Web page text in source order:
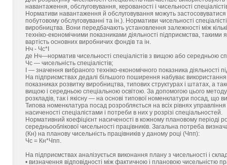
навантаження, обслуговування, керованості і чисельності
Нормативи навантаження й обслуговування можуть
побутовому обслуговуванні та ін.). Нормативи чисельності
виробництва. Вони передбачають установлення залежності між
техніко-економічними показниками діяльності підприємства,
вартість основних виробничих фондів та ін.
Нч - Чс*І
де Нч—норматив чисельності спеціалістів з вищою або середньою
Чс — чисельність спеціалістів;
І — значення вибраного техніко-економічного показника діяльності
На підприємствах дедалі більшого поширення набуває
показниках розвитку виробництва, типових структурах і штатах, а
вищою і середньою спеціальною освітою. За допомогою цього методу
розкладів, так і якісну — на основі типової номенклатури посад, що
Типова номенклатура посад розробляється на всіх рівнях
насиченості спеціалістами і потреби в них у розрізі спеціальностей.
Нормативний коефіцієнт насиченості в кожному плановому періоді
середньооблікової чисельності працівників. Загальна потреба
(Кн) на планову чисельність працівників у даному році (Чпп):
Чс = Кн*Чпп.
На підприємствах аналізується виконання плану з чисельності і
• визначення відповідності між фактичною і плановою чисельністю